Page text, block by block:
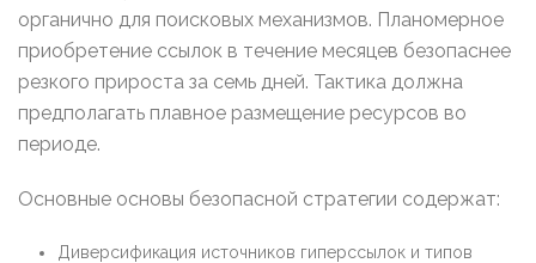
органично для поисковых механизмов. Планомерное
приобретение ссылок в течение месяцев безопаснее
резкого прироста за семь дней. Тактика должна
предполагать плавное размещение ресурсов во
периоде.
Основные основы безопасной стратегии содержат:
Диверсификация источников гиперссылок и типов